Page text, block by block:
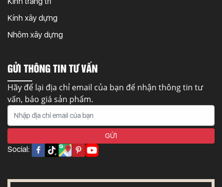
Kính xây dựng
Nhôm xây dựng
GỬI THÔNG TIN TƯ VẤN
Hãy để lại địa chỉ email của bạn để nhận thông tin tư
vấn, báo giá sản phẩm.
Social: